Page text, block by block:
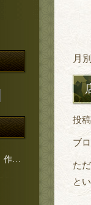
月
投
ブ
た
と
ガラス工芸作家 黒木国昭 作品のご紹介